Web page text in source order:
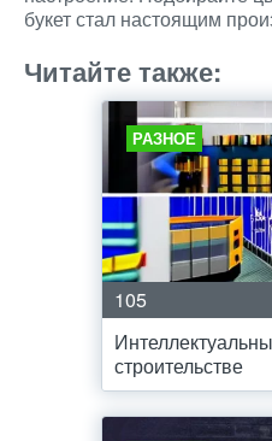
букет стал настоящим
Читайте также:
РАЗНОЕ
105
строительстве